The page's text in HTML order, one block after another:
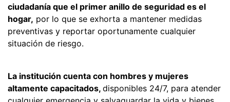
ciudadanía que el primer anillo de seguridad es el
hogar, por lo que se exhorta a mantener medidas
preventivas y reportar oportunamente cualquier
situación de riesgo.
La institución cuenta con hombres y mujeres
altamente capacitados, disponibles 24/7, para atender